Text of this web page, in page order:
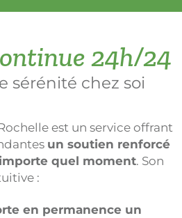
24h/24
sérénité chez soi
est un service offrant
un soutien renforcé
quel moment. Son
:
en permanence un